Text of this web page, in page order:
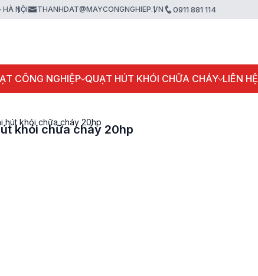
HÀ NỘI THANHDAT@MAYCONGNGHIEP.VN 0911 881 114
CÔNG NGHIỆP QUẠT HÚT KHÓI CHỮA CHÁY LIÊN HỆ
hút khói chữa cháy 20hp
khói chữa cháy 20hp